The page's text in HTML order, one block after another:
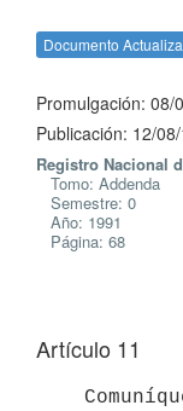
Documento
Promulgación: 08/
Publicación: 12/08/
Registro Nacional
Tomo: Addenda
Semestre: 0
Año: 1991
Página: 68
Artículo 11